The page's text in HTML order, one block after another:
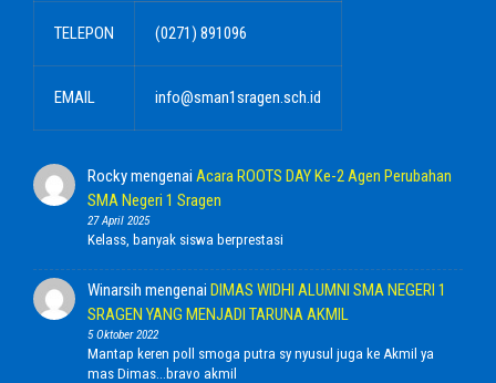
TELEPON (0271) 891096
EMAIL info@sman1sragen.sch.id
Rockymengenai Acara ROOTS DAY Ke-2 Agen Perubahan
SMA Negeri 1 Sragen
27 April 2025
Kelass, banyak siswa berprestasi
Winarsih mengenai DIMAS WIDHI ALUMNI SMA NEGERI 1
SRAGEN YANG MENJADI TARUNA AKMIL
5 Oktober 2022
Mantap keren poll smoga putra sy nyusul juga ke Akmil ya
mas Dimas...bravo akmil